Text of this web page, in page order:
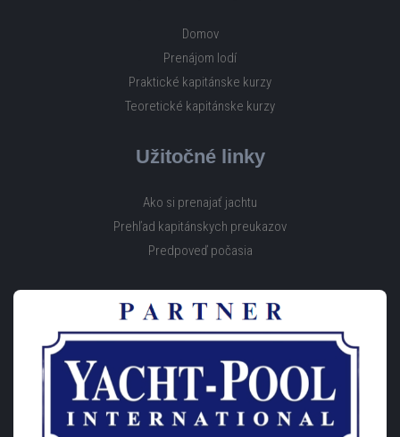
Domov
Prenájom lodí
Praktické kapitánske kurzy
Teoretické kapitánske kurzy
Užitočné linky
Ako si prenajať jachtu
Prehľad kapitánskych preukazov
Predpoveď počasia